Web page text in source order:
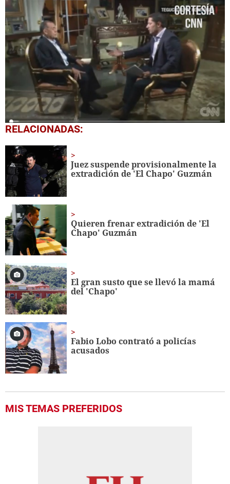
0
seconds
33
minutes,
15
seconds
RELACIONADAS:
Juez suspende provisionalmente la
extradición de 'El Chapo' Guzmán
Quieren frenar extradición de 'El
Chapo' Guzmán
El gran susto que se llevó la mamá
del 'Chapo'
Fabio Lobo contrató a policías
acusados
MIS TEMAS PREFERIDOS